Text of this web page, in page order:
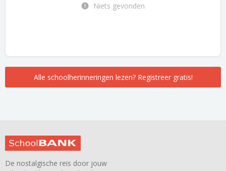
Niets gevonden
Alle schoolherinneringen lezen? Registreer gratis!
De nostalgische reis door jouw